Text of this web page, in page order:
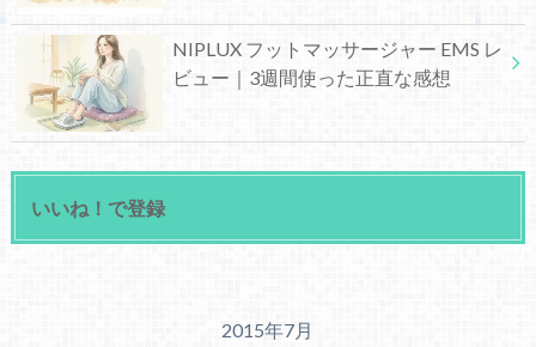
NIPLUX フットマッサージャー EMS レ
ビュー｜3週間使った正直な感想
いいね！で登録
2015年7月